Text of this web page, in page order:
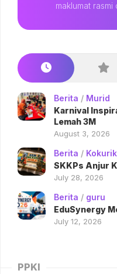
maklumat
Berita / Murid
Karnival
Lemah 3M
August 3, 2026
Berita /
SKKPs Anjur
July 28, 2026
Berita / guru
EduSynergy
July 12, 2026
PPKI